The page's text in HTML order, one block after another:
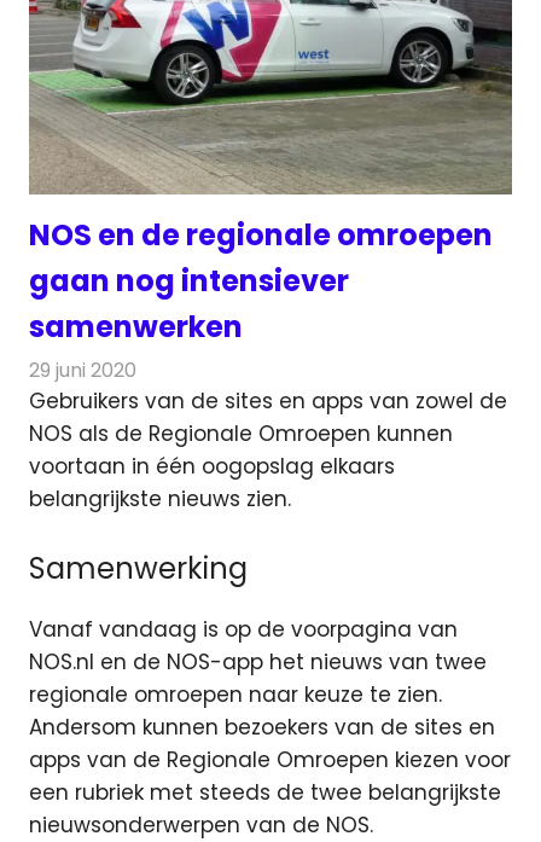
NOS en de regionale omroepen
gaan nog intensiever
samenwerken
29 juni 2020
Gebruikers van de sites en apps van zowel de
NOS als de Regionale Omroepen kunnen
voortaan in één oogopslag elkaars
belangrijkste nieuws zien.
Samenwerking
Vanaf vandaag is op de voorpagina van
NOS.nl en de NOS-app het nieuws van twee
regionale omroepen naar keuze te zien.
Andersom kunnen bezoekers van de sites en
apps van de Regionale Omroepen kiezen voor
een rubriek met steeds de twee belangrijkste
nieuwsonderwerpen van de NOS.